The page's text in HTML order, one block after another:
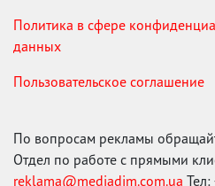
Политика в сфере
данных
Пользовательское соглашение
По вопросам рекламы
Отдел по работе с прямыми
reklama@mediadim.com.ua